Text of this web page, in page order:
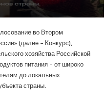
во Втором
(далее – Конкурс),
хозяйства Российской
питания – от широко
до локальных
страны.